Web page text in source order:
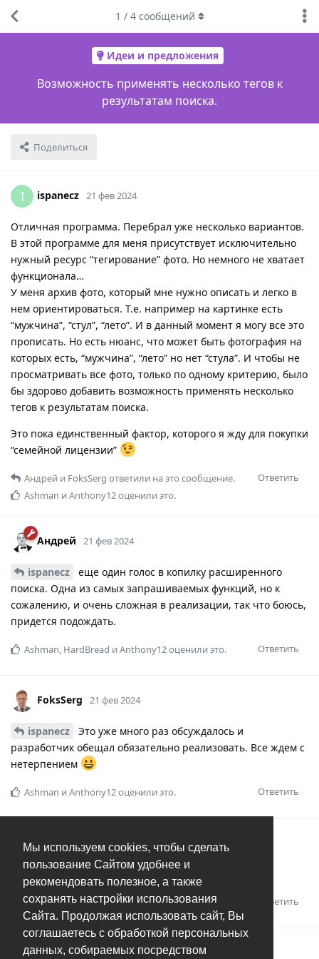
Мы используем cookies, чтобы сделать
пользование Сайтом удобнее и
рекомендовать полезное, а также
сохранять настройки использования
Сайта. Продолжая использовать сайт, Вы
соглашаетесь с обработкой персональных
данных, собираемых посредством
Идеи и предложения
Возможность применять несколько тегов к
результатам поиска.
Поделиться
1 / 4сообщений
I ispanecz 21 фев 2024
Отличная программа. Перебрал уже несколько вариантов.
В этой программе для меня присутствует исключительно
нужный ресурс “тегирование” фото. Но немного не хватает
функционала…
У меня архив фото, который мне нужно описать и легко в
нем ориентироваться. Т.е. например на картинке есть
“мужчина”, “стул”, “лето”. И в данный момент я могу все это
прописать. Но есть нюанс, что может быть фотография на
которых есть, “мужчина”, “лето” но нет “стула”. И чтобы не
просматривать все фото, только по одному критерию, было
бы здорово добавить возможность применять несколько
тегов к результатам поиска.
Это пока единственный фактор, которого я жду для покупки
“семейной лицензии”
Ответить
Андрей и FoksSerg ответили на это сообщение.
Ashman иAnthony12оценили это.
Андрей 21 фев 2024
ispanecz
еще один голос в копилку расширенного
поиска. Одна из самых запрашиваемых функций, но к
сожалению, и очень сложная в реализации, так что боюсь,
придется подождать.
Ответить
Ashman, HardBread иAnthony12оценили это.
FoksSerg 21 фев 2024
ispanecz
Это уже много раз обсуждалось и
разработчик обещал обязательно реализовать. Все ждем с
нетерпением
Ответить
Ashman иAnthony12оценили это.
I ispanecz 21 фев 2024
Ответить